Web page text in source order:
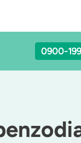
0900-
LSD